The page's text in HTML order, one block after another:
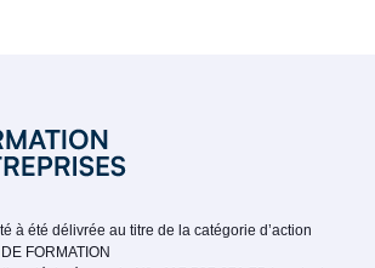
à été délivrée au titre de la catégorie d’action
FORMATION